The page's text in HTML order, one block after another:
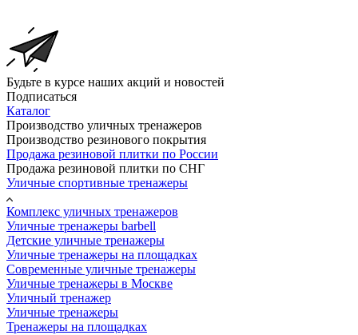
Будьте в курсе наших акций и новостей
Подписаться
Каталог
Производство уличных тренажеров
Производство резинового покрытия
Продажа резиновой плитки по России
Продажа резиновой плитки по СНГ
Уличные спортивные тренажеры
Комплекс уличных тренажеров
Уличные тренажеры barbell
Детские уличные тренажеры
Уличные тренажеры на площадках
Современные уличные тренажеры
Уличные тренажеры в Москве
Уличный тренажер
Уличные тренажеры
Тренажеры на площадках